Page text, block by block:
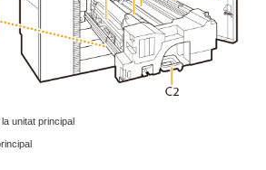
unitat principal